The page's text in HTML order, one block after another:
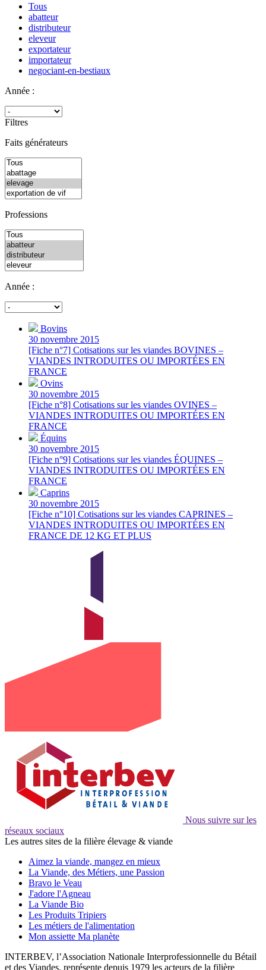
Tous
abatteur
distributeur
eleveur
exportateur
importateur
negociant-en-bestiaux
Année :
Filtres
Faits générateurs
Professions
Année :
Bovins
30 novembre 2015
[Fiche n°7] Cotisations sur les viandes BOVINES –
VIANDES INTRODUITES OU IMPORTÉES EN
FRANCE
Ovins
30 novembre 2015
[Fiche n°8] Cotisations sur les viandes OVINES –
VIANDES INTRODUITES OU IMPORTÉES EN
FRANCE
Équins
30 novembre 2015
[Fiche n°9] Cotisations sur les viandes ÉQUINES –
VIANDES INTRODUITES OU IMPORTÉES EN
FRANCE
Caprins
30 novembre 2015
[Fiche n°10] Cotisations sur les viandes CAPRINES –
VIANDES INTRODUITES OU IMPORTÉES EN
FRANCE DE 12 KG ET PLUS
Nous suivre sur les
réseaux sociaux
Les autres sites de la filière élevage & viande
Aimez la viande, mangez en mieux
La Viande, des Métiers, une Passion
Bravo le Veau
J'adore l'Agneau
La Viande Bio
Les Produits Tripiers
Les métiers de l'alimentation
Mon assiette Ma planète
INTERBEV, l’Association Nationale Interprofessionnelle du Bétail
et des Viandes, représente depuis 1979 les acteurs de la filière